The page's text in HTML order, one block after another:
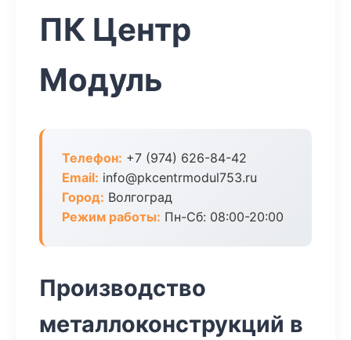
ПК Центр
Модуль
Телефон: +7 (974) 626-84-42
Email: info@pkcentrmodul753.ru
Город: Волгоград
Режим работы: Пн-Сб: 08:00-20:00
Производство
металлоконструкций в